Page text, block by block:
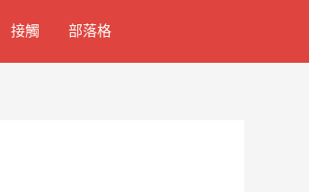
接觸 部落格